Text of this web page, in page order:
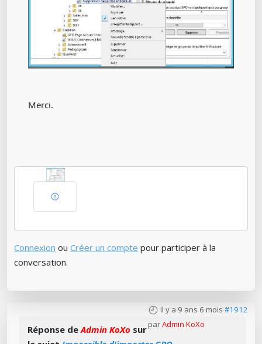
Merci.
Connexion ou Créer un compte pour participer à la
conversation.
il y a 9 ans 6 mois #1912
parAdmin KoXo
Réponse deAdmin KoXo sur